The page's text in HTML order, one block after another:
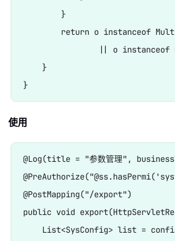
        }
return o instanceof
|| o instanceof
    }
使用
@Log(title = "参数管理",
@PostMapping("/export")
public void
List<SysConfig> list =